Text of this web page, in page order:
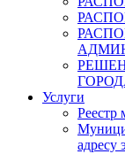
Услуги
Реестр
адресу